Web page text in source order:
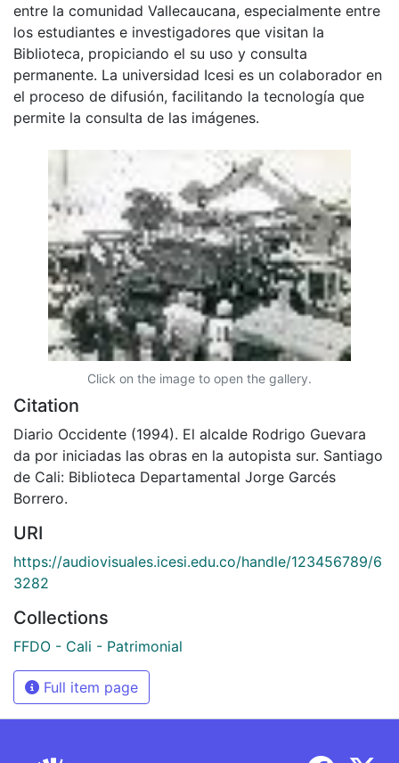
entre la comunidad Vallecaucana, especialmente entre
los estudiantes e investigadores que visitan la
Biblioteca, propiciando el su uso y consulta
permanente. La universidad Icesi es un colaborador en
el proceso de difusión, facilitando la tecnología que
permite la consulta de las imágenes.
Click on the image to open the gallery.
Citation
Diario Occidente (1994). El alcalde Rodrigo Guevara
da por iniciadas las obras en la autopista sur. Santiago
de Cali: Biblioteca Departamental Jorge Garcés
Borrero.
URI
https://audiovisuales.icesi.edu.co/handle/123456789/6
3282
Collections
FFDO - Cali - Patrimonial
Full item page